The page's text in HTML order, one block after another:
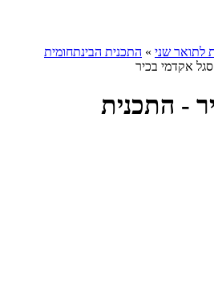
לתואר שני » התכנית הבינתחומית
סגל אקדמי בכיר
- התכנית